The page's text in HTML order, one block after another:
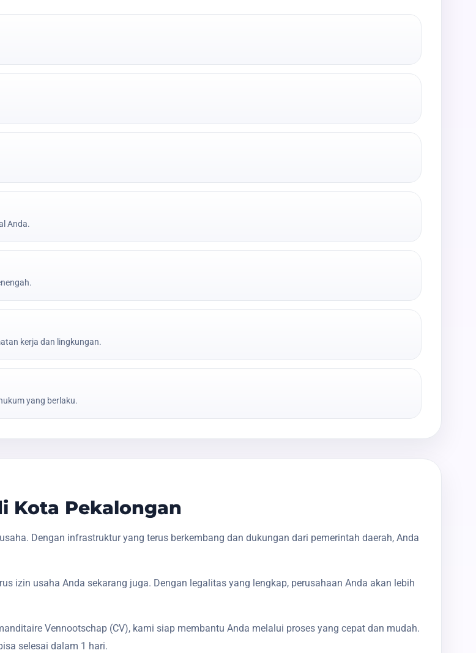
Anda.
kerja dan lingkungan.
yang berlaku.
Kota Pekalongan
Dengan infrastruktur yang terus berkembang dan dukungan dari pemerintah daerah, Anda
izin usaha Anda sekarang juga. Dengan legalitas yang lengkap, perusahaan Anda akan lebih
Vennootschap (CV), kami siap membantu Anda melalui proses yang cepat dan mudah.
selesai dalam 1 hari.